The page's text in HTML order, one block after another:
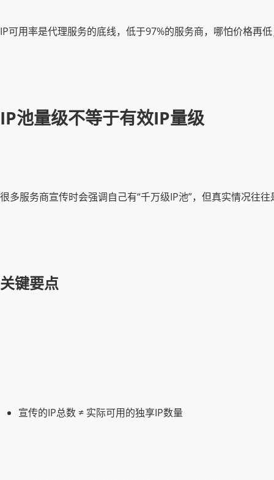
IP可用率是代理服务的底线，低于97%的服务商，哪怕价格再
IP池量级不等于有效IP量级
很多服务商宣传时会强调自己有“千万级IP池”，但真实情况往
关键要点
宣传的IP总数 ≠ 实际可用的独享IP数量